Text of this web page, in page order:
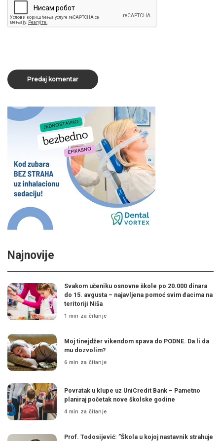
Najnovije
Svakom učeniku osnovne škole po 20.000 dinara
do 15. avgusta – najavljena pomoć svim đacima na
teritoriji Niša
1 min za čitanje
Moj tinejdžer vikendom spava do PODNE. Da li da
mu dozvolim?
6 min za čitanje
Povratak u klupe uz UniCredit Bank – Pametno
planiraj početak nove školske godine
4 min za čitanje
Prof. Todosijević: ”Škola u kojoj nastavnik strahuje